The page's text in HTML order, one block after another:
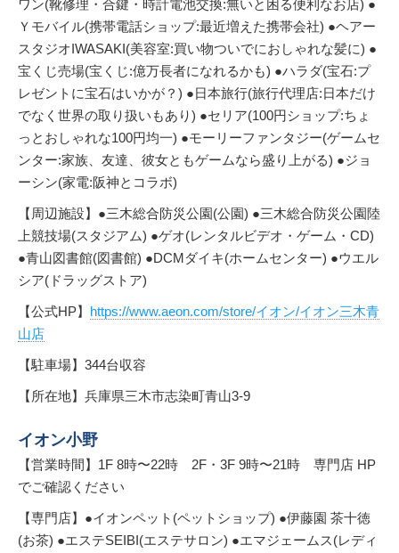
ワン(靴修理・合鍵・時計電池交換:無いと困る便利なお店) ●
Ｙモバイル(携帯電話ショップ:最近増えた携帯会社) ●ヘアー
スタジオIWASAKI(美容室:買い物ついでにおしゃれな髪に) ●
宝くじ売場(宝くじ:億万長者になれるかも) ●ハラダ(宝石:プ
レゼントに宝石はいかが？) ●日本旅行(旅行代理店:日本だけ
でなく世界の取り扱いもあり) ●セリア(100円ショップ:ちょ
っとおしゃれな100円均一) ●モーリーファンタジー(ゲームセ
ンター:家族、友達、彼女ともゲームなら盛り上がる) ●ジョ
ーシン(家電:阪神とコラボ)
【周辺施設】●三木総合防災公園(公園) ●三木総合防災公園陸
上競技場(スタジアム) ●ゲオ(レンタルビデオ・ゲーム・CD)
●青山図書館(図書館) ●DCMダイキ(ホームセンター) ●ウエル
シア(ドラッグストア)
【公式HP】 https://www.aeon.com/store/イオン/イオン三木青
山店
【駐車場】344台収容
【所在地】兵庫県三木市志染町青山3-9
イオン小野
【営業時間】1F 8時〜22時 2F・3F 9時〜21時 専門店 HP
でご確認ください
【専門店】●イオンペット(ペットショップ) ●伊藤園 茶十徳
(お茶) ●エステSEIBI(エステサロン) ●エマジェームス(レディ